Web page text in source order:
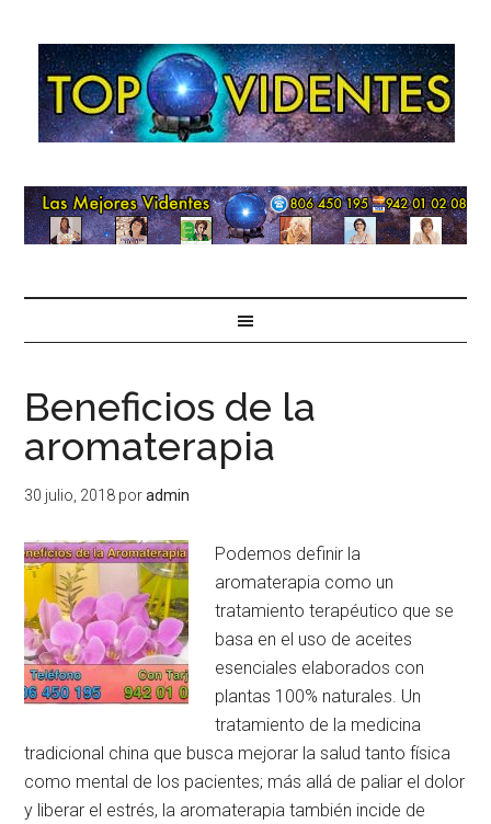
Beneficios de la
aromaterapia
30 julio, 2018 poradmin
Podemos definir la
aromaterapia como un
tratamiento terapéutico que se
basa en el uso de aceites
esenciales elaborados con
plantas 100% naturales. Un
tratamiento de la medicina
tradicional china que busca mejorar la salud tanto física
como mental de los pacientes; más allá de paliar el dolor
y liberar el estrés, la aromaterapia también incide de